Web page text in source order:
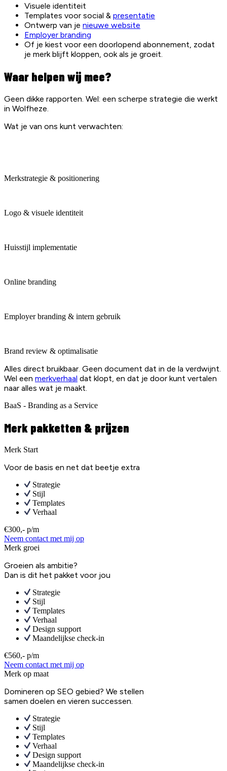
Visuele identiteit
Templates voor social & presentatie
Ontwerp van je nieuwe website
Employer branding
Of je kiest voor een doorlopend abonnement, zodat
je merk blijft kloppen, ook als je groeit.
Waar helpen wij mee?
Geen dikke rapporten. Wel: een scherpe strategie die werkt
in Wolfheze.
Wat je van ons kunt verwachten:
Merkstrategie & positionering
Logo & visuele identiteit
Huisstijl implementatie
Online branding
Employer branding & intern gebruik
Brand review & optimalisatie
Alles direct bruikbaar. Geen document dat in de la verdwijnt.
Wel een merkverhaal dat klopt, en dat je door kunt vertalen
naar alles wat je maakt.
BaaS - Branding as a Service
Merk pakketten & prijzen
Merk Start
Voor de basis en net dat beetje extra
Strategie
Stijl
Templates
Verhaal
€300,- p/m
Neem contact met mij op
Merk groei
Groeien als ambitie?
Dan is dit het pakket voor jou
Strategie
Stijl
Templates
Verhaal
Design support
Maandelijkse check-in
€560,- p/m
Neem contact met mij op
Merk op maat
Domineren op SEO gebied? We stellen
samen doelen en vieren successen.
Strategie
Stijl
Templates
Verhaal
Design support
Maandelijkse check-in